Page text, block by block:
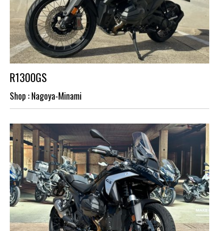
R1300GS
Shop : Nagoya-Minami